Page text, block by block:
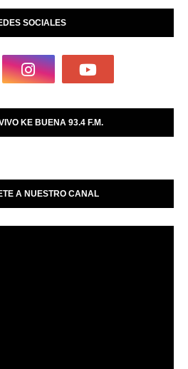
SOCIALES
KE BUENA 93.4 F.M.
A NUESTRO CANAL